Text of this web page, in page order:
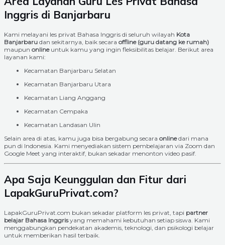
Inggris di Banjarbaru
Kami melayani les privat Bahasa Inggris di seluruh wilayah Kota
Banjarbaru dan sekitarnya, baik secara offline (guru datang ke rumah)
maupun onlineuntuk kamu yang ingin fleksibilitas belajar. Berikut area
layanan kami:
Kecamatan Banjarbaru Selatan
Kecamatan Banjarbaru Utara
Kecamatan Liang Anggang
Kecamatan Cempaka
Kecamatan Landasan Ulin
Selain area di atas, kamu juga bisa bergabung secara onlinedari mana
pun di Indonesia. Kami menyediakan sistem pembelajaran via Zoom dan
Google Meet yang interaktif, bukan sekadar menonton video pasif.
Apa Saja Keunggulan dan Fitur dari
LapakGuruPrivat.com?
LapakGuruPrivat.com bukan sekadar platform les privat, tapi partner
belajar Bahasa Inggrisyang memahami kebutuhan setiap siswa. Kami
menggabungkan pendekatan akademis, teknologi, dan psikologi belajar
untuk memberikan hasil terbaik.